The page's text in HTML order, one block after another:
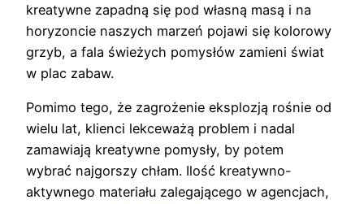
kreatywne zapadną się pod własną masą i na
horyzoncie naszych marzeń pojawi się kolorowy
grzyb, a fala świeżych pomysłów zamieni świat
w plac zabaw.
Pomimo tego, że zagrożenie eksplozją rośnie od
wielu lat, klienci lekceważą problem i nadal
zamawiają kreatywne pomysły, by potem
wybrać najgorszy chłam. Ilość kreatywno-
aktywnego materiału zalegającego w agencjach,